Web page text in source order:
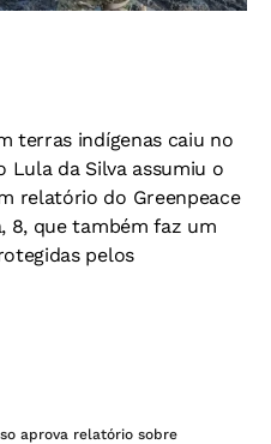
terras indígenas caiu no
Lula da Silva assumiu o
relatório do Greenpeace
8, que também faz um
pelos
aprova relatório sobre